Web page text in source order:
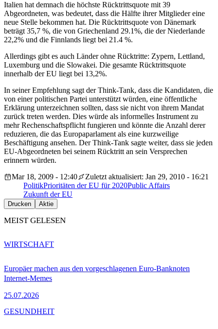
Italien hat demnach die höchste Rücktrittsquote mit 39
Abgeordneten, was bedeutet, dass die Hälfte ihrer Mitglieder eine
neue Stelle bekommen hat. Die Rücktrittsquote von Dänemark
beträgt 35,7 %, die von Griechenland 29.1%, die der Niederlande
22,2% und die Finnlands liegt bei 21.4 %.
Allerdings gibt es auch Länder ohne Rücktritte: Zypern, Lettland,
Luxemburg und die Slowakei. Die gesamte Rücktrittsquote
innerhalb der EU liegt bei 13,2%.
In seiner Empfehlung sagt der Think-Tank, dass die Kandidaten, die
von einer politischen Partei unterstützt würden, eine öffentliche
Erklärung unterzeichnen sollten, dass sie nicht von ihrem Mandat
zurück treten werden. Dies würde als informelles Instrument zu
mehr Rechenschaftspflicht fungieren und könnte die Anzahl derer
reduzieren, die das Europaparlament als eine kurzweilige
Beschäftigung ansehen. Der Think-Tank sagte weiter, dass sie jeden
EU-Abgeordneten bei seinem Rücktritt an sein Versprechen
erinnern würden.
Mar 18, 2009 - 12:40
Zuletzt aktualisiert: Jan 29, 2010 - 16:21
PolitikPrioritäten der EU für 2020Public Affairs
Zukunft der EU
Drucken Aktie
MEIST GELESEN
Europäer machen aus den vorgeschlagenen Euro-Banknoten
Internet-Memes
25.07.2026
WIRTSCHAFT
GESUNDHEIT